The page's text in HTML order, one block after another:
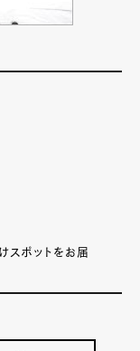
スポットをお届